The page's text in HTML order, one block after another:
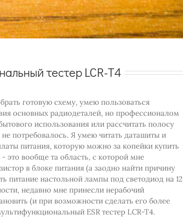
тестер LCR-T4
готовую схему, умею пользоваться
основных радиодеталей, но профессионалом
использования или рассчитать полосу
потребовалось. Я умею читать даташиты и
питания, которую можно за копейки купить
это вообще та область, с которой мне
в блоке питания (а заодно найти причину
питание настольной лампы под светодиод на 12
недавно мне принесли нерабочий
(и при возможности сделать его более
ESR тестер LCR-T4.